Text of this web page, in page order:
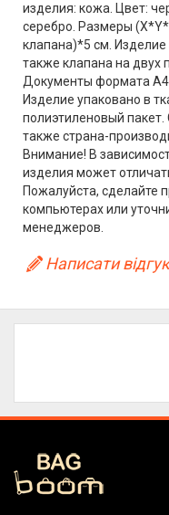
изделия: кожа. Цвет:
серебро. Размеры
клапана)*5 см.
также клапана на двух
Документы формата А4
Изделие упаковано в
полиэтиленовый
также страна-
Внимание! В
изделия может
Пожалуйста, сделайте
компьютерах или
менеджеров.
Написати